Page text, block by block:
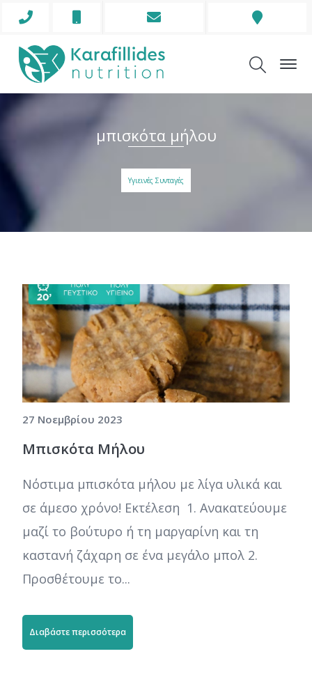
Phone
Envelope
Address
μπισκότα μήλου
Υγιεινές Συνταγές
27 Νοεμβρίου 2023
Μπισκότα Μήλου
Νόστιμα μπισκότα μήλου με λίγα υλικά και
σε άμεσο χρόνο! Εκτέλεση 1. Ανακατεύουμε
μαζί το βούτυρο ή τη μαργαρίνη και τη
καστανή ζάχαρη σε ένα μεγάλο μπολ 2.
Προσθέτουμε το...
Διαβάστε περισσότερα